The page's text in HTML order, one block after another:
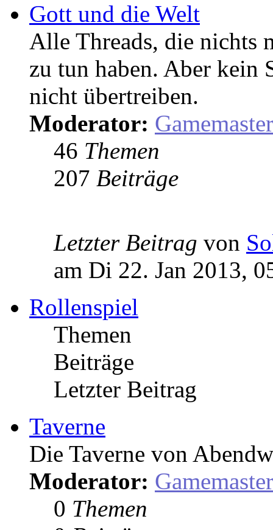
Gott und die Welt
Alle Threads, die nichts
zu tun haben. Aber kein
nicht übertreiben.
Moderator: Gamemaster
46 Themen
207 Beiträge
Letzter Beitrag von
am Di 22. Jan 2013,
Rollenspiel
Themen
Beiträge
Letzter Beitrag
Taverne
Die Taverne von
Moderator: Gamemaster
0 Themen